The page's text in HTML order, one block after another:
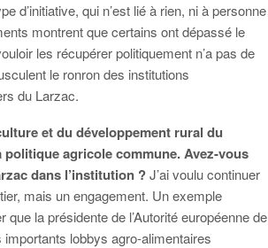
d’initiative, qui n’est lié à rien, ni à personne
montrent que certains ont dépassé le
les récupérer politiquement n’a pas de
le ronron des institutions
du Larzac.
et du développement rural du
agricole commune. Avez-vous
dans l’institution ?J’ai voulu continuer
mais un engagement. Un exemple
la présidente de l’Autorité européenne de
lobbys agro-alimentaires